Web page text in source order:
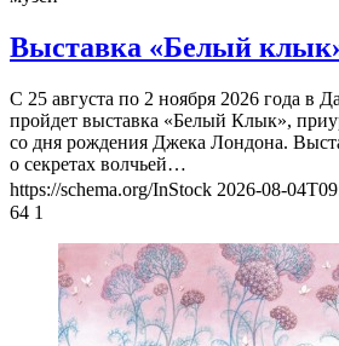
Выставка «Белый
С 25 августа по 2 ноября 2026 года в
пройдет выставка «Белый Клык»,
со дня рождения Джека Лондона.
о секретах волчьей…
https://schema.org/InStock 2026-08-
64 1